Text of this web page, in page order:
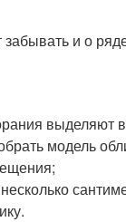
и о
выделяют
модель